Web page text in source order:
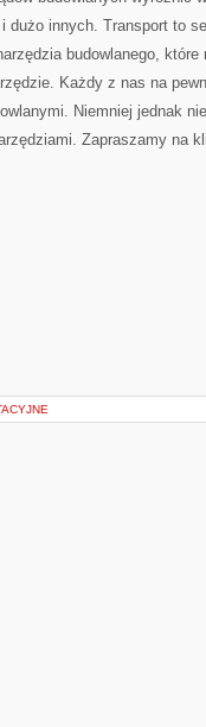
dużo innych. Transport to
budowlanego, które
Każdy z nas na
Niemniej jednak
Zapraszamy na